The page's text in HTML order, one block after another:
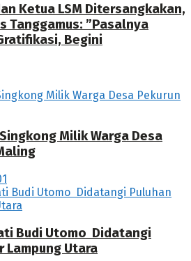
Ketua LSM Ditersangkakan,
Tanggamus: ”Pasalnya
Begini
Milik Warga Desa
Budi Utomo Didatangi
Utara